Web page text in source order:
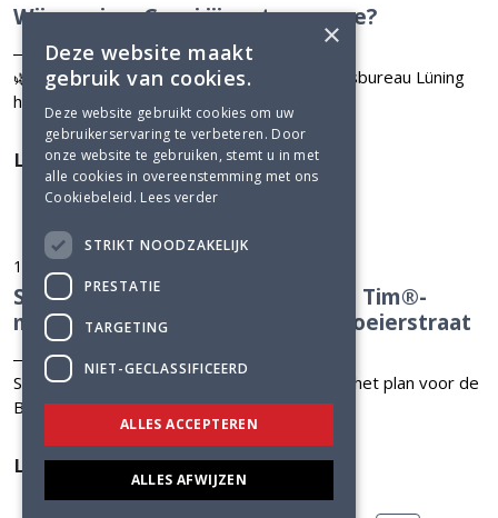
Wij groeien. Groei jij met ons mee?
🌿 Wij groeien. Groei jij met ons mee? Adviesbureau Lüning
heeft op...
Lees meer
17 feb 2026
Slimme houtbouw in Purmerend: Tim®-
methodiek in de praktijk bij de Boeierstraat
Snelle en slimme woningbouw in hout. Dat is het plan voor de
Boeierstraat in...
Lees meer
×
Deze website maakt
gebruik van cookies.
Deze website gebruikt cookies om uw
gebruikerservaring te verbeteren. Door
onze website te gebruiken, stemt u in met
alle cookies in overeenstemming met ons
Cookiebeleid. Lees verder
STRIKT NOODZAKELIJK
PRESTATIE
TARGETING
NIET-GECLASSIFICEERD
ALLES ACCEPTEREN
ALLES AFWIJZEN